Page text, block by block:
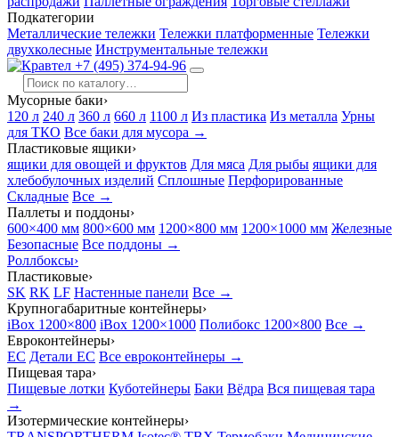
Подкатегории
Металлические тележки Тележки платформенные Тележки
двухколесные Инструментальные тележки
+7 (495) 374-94-96
Мусорные баки›
120 л 240 л 360 л 660 л 1100 л Из пластика Из металла Урны
для ТКО Все баки для мусора →
Пластиковые ящики›
ящики для овощей и фруктов Для мяса Для рыбы ящики для
хлебобулочных изделий Сплошные Перфорированные
Складные Все →
Паллеты и поддоны›
600×400 мм 800×600 мм 1200×800 мм 1200×1000 мм Железные
Безопасные Все поддоны →
Роллбоксы›
Пластиковые›
SK RK LF Настенные панели Все →
Крупногабаритные контейнеры›
iBox 1200×800 iBox 1200×1000 Полибокс 1200×800 Все →
Евроконтейнеры›
EC Детали EC Все евроконтейнеры →
Пищевая тара›
Пищевые лотки Куботейнеры Баки Вёдра Вся пищевая тара
→
Изотермические контейнеры›